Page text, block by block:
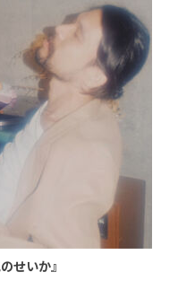
せいか』